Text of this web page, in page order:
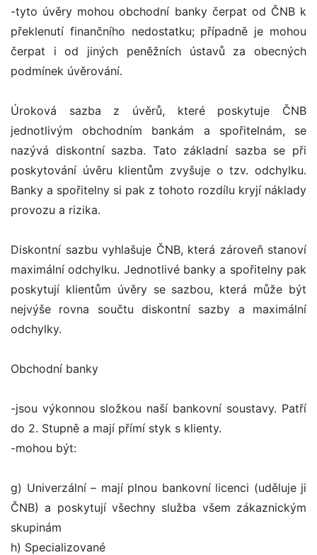
-tyto úvěry mohou obchodní banky čerpat od ČNB k
překlenutí finančního nedostatku; případně je mohou
čerpat i od jiných peněžních ústavů za obecných
podmínek úvěrování.
Úroková sazba z úvěrů, které poskytuje ČNB
jednotlivým obchodním bankám a spořitelnám, se
nazývá diskontní sazba. Tato základní sazba se při
poskytování úvěru klientům zvyšuje o tzv. odchylku.
Banky a spořitelny si pak z tohoto rozdílu kryjí náklady
provozu a rizika.
Diskontní sazbu vyhlašuje ČNB, která zároveň stanoví
maximální odchylku. Jednotlivé banky a spořitelny pak
poskytují klientům úvěry se sazbou, která může být
nejvýše rovna součtu diskontní sazby a maximální
odchylky.
Obchodní banky
-jsou výkonnou složkou naší bankovní soustavy. Patří
do 2. Stupně a mají přímí styk s klienty.
-mohou být:
g) Univerzální – mají plnou bankovní licenci (uděluje ji
ČNB) a poskytují všechny služba všem zákaznickým
skupinám
h) Specializované